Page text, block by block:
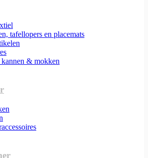
tafellopers en placemats
& mokken